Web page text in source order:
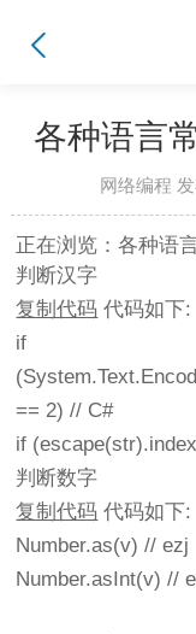
各种语言
网络编程
正在浏览：各种语
判断汉字
复制代码 代码如下:
if
== 2) // C#
if
判断数字
复制代码 代码如下:
Number.as(v) // ezj
Number.asInt(v) //